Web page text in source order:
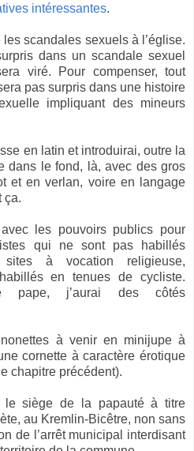
intéressantes.
scandales sexuels à l’église.
dans un scandale sexuel
viré. Pour compenser, tout
pas surpris dans une histoire
impliquant des mineurs
en latin et introduirai, outre la
dans le fond, là, avec des gros
et en verlan, voire en langage
ça.
les pouvoirs publics pour
qui ne sont pas habillés
à vocation religieuse,
en tenues de cycliste.
pape, j’aurai des côtés
à venir en minijupe à
cornette à caractère érotique
chapitre précédent).
le siège de la papauté à titre
au Kremlin-Bicêtre, non sans
de l’arrêt municipal interdisant